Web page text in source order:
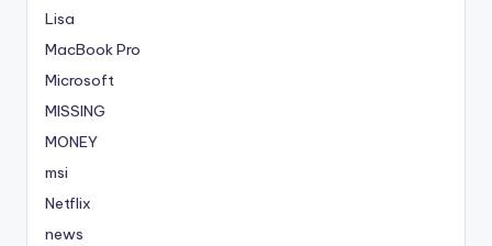
Lisa
MacBook Pro
Microsoft
MISSING
MONEY
msi
Netflix
news